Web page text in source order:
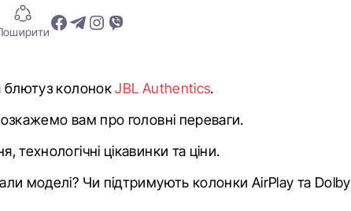
блютуз колонокJBL Authentics.
вам про головні переваги.
цікавинки та ціни.
моделі? Чи підтримують колонки AirPlay та Dolby